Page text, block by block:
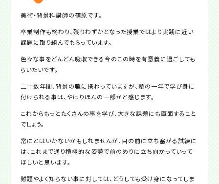
美術・背景科講師の篠原です。
卒業制作も終わり、残りわずかとなった授業ではより実践に近い
課題に取り組んでもらっています。
色々な事をどんどん吸収できる今のこの時を有意義に過ごしても
らいたいです。
二十数年間、背景の職に携わっていますが、塾の一年で学び身に
付けられる事は、やはりほんの一部かと感じます。
これからもっとたくさんの事を学び、大きな課題にも直面すること
でしょう。
常にとはいかないかもしれませんが、目の前に立ち塞がる試練に
は、これまで通り積極的な姿勢で前のめりに立ち向かっていって
ほしいと思います。
難題やよく知らない事に対しては、どうしても受け身になってしま